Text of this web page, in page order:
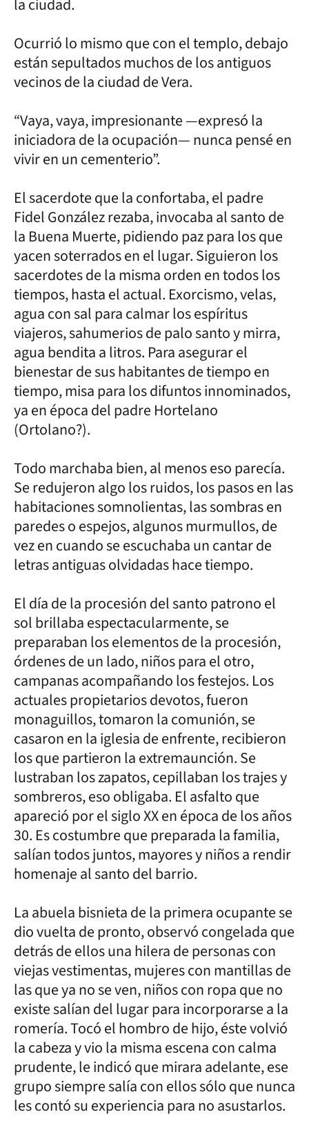
la ciudad.
Ocurrió lo mismo que con el templo, debajo
están sepultados muchos de los antiguos
vecinos de la ciudad de Vera.
“Vaya, vaya, impresionante —expresó la
iniciadora de la ocupación— nunca pensé en
vivir en un cementerio”.
El sacerdote que la confortaba, el padre
Fidel González rezaba, invocaba al santo de
la Buena Muerte, pidiendo paz para los que
yacen soterrados en el lugar. Siguieron los
sacerdotes de la misma orden en todos los
tiempos, hasta el actual. Exorcismo, velas,
agua con sal para calmar los espíritus
viajeros, sahumerios de palo santo y mirra,
agua bendita a litros. Para asegurar el
bienestar de sus habitantes de tiempo en
tiempo, misa para los difuntos innominados,
ya en época del padre Hortelano
(Ortolano?).
Todo marchaba bien, al menos eso parecía.
Se redujeron algo los ruidos, los pasos en las
habitaciones somnolientas, las sombras en
paredes o espejos, algunos murmullos, de
vez en cuando se escuchaba un cantar de
letras antiguas olvidadas hace tiempo.
El día de la procesión del santo patrono el
sol brillaba espectacularmente, se
preparaban los elementos de la procesión,
órdenes de un lado, niños para el otro,
campanas acompañando los festejos. Los
actuales propietarios devotos, fueron
monaguillos, tomaron la comunión, se
casaron en la iglesia de enfrente, recibieron
los que partieron la extremaunción. Se
lustraban los zapatos, cepillaban los trajes y
sombreros, eso obligaba. El asfalto que
apareció por el siglo XX en época de los años
30. Es costumbre que preparada la familia,
salían todos juntos, mayores y niños a rendir
homenaje al santo del barrio.
La abuela bisnieta de la primera ocupante se
dio vuelta de pronto, observó congelada que
detrás de ellos una hilera de personas con
viejas vestimentas, mujeres con mantillas de
las que ya no se ven, niños con ropa que no
existe salían del lugar para incorporarse a la
romería. Tocó el hombro de hijo, éste volvió
la cabeza y vio la misma escena con calma
prudente, le indicó que mirara adelante, ese
grupo siempre salía con ellos sólo que nunca
les contó su experiencia para no asustarlos.